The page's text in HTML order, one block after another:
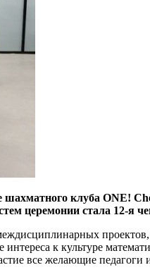
клуба ONE!
церемонии стала 12-
к культуре
все желающие педагоги